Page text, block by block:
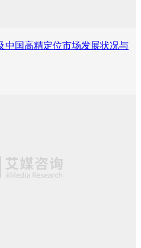
中国高精定位市场发展状况与